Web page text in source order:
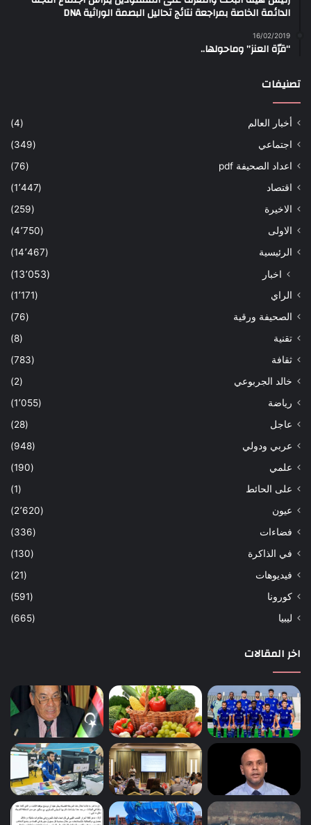
الدائمة الخاصة بمراجعة نتائج تحاليل البصمة الوراثية DNA
16/02/2019
“قرّة العنز” وماحولها..
تصنيفات
أخبار العالم
(4)
اجتماعي
(349)
اعداد الصحيفة pdf
(76)
اقتصاد
(1٬447)
الاخيرة
(259)
الاولى
(4٬750)
الرئيسية
(14٬467)
اخبار (13٬053)
الراي
(1٬171)
الصحيفة ورقية
(76)
تقنية
(8)
ثقافة
(783)
خالد الجربوعي
(2)
رياضة
(1٬055)
عاجل
(28)
عربي ودولي
(948)
علمي
(190)
على الحائط
(1)
عيون
(2٬620)
فضاءات
(336)
في الذاكرة
(130)
فيديوهات
(21)
كورونا
(591)
ليبيا
(665)
اخر المقالات